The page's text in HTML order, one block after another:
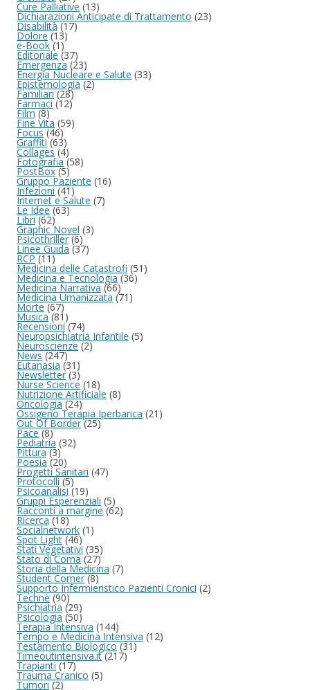
Cure Palliative (13)
Dichiarazioni Anticipate di Trattamento (23)
Disabilità (17)
Dolore (13)
e-Book(1)
Editoriale (37)
Emergenza (23)
Energia Nucleare e Salute (33)
Epistemologia (2)
Familiari (28)
Farmaci (12)
Film (8)
Fine Vita (59)
Focus (46)
Graffiti(63)
Collages (4)
Fotografia (58)
PostBox (5)
Gruppo Paziente (16)
Infezioni (41)
Internet e Salute (7)
Le Idee (63)
Libri (62)
Graphic Novel (3)
Psicothriller (6)
Linee Guida (37)
RCP (11)
Medicina delle Catastrofi (51)
Medicina e Tecnologia (36)
Medicina Narrativa (66)
Medicina Umanizzata (71)
Morte (67)
Musica(81)
Recensioni(74)
Neuropsichiatria Infantile (5)
Neuroscienze (2)
News (247)
Eutanasia (31)
Newsletter (3)
Nurse Science (18)
Nutrizione Artificiale (8)
Oncologia (24)
Ossigeno Terapia Iperbarica (21)
Out Of Border(25)
Pace (8)
Pediatria (32)
Pittura (3)
Poesia (20)
Progetti Sanitari (47)
Protocolli (5)
Psicoanalisi (19)
Gruppi Esperenziali (5)
Racconti a margine (62)
Ricerca (18)
Socialnetwork (1)
Spot Light (46)
Stati Vegetativi (35)
Stato di Coma (27)
Storia della Medicina (7)
Student Corner (8)
Supporto Infermieristico Pazienti Cronici (2)
Technè (90)
Psichiatria (29)
Psicologia (50)
Terapia Intensiva (144)
Tempo e Medicina Intensiva (12)
Testamento Biologico (31)
Timeoutintensiva.it(217)
Trapianti (17)
Trauma Cranico (5)
Tumori (2)